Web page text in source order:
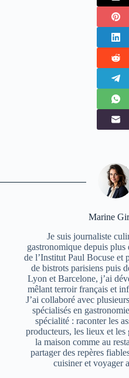
Marine
Je suis journaliste
gastronomique depuis
de l’Institut Paul Bocuse et
de bistrots parisiens puis
Lyon et Barcelone, j’ai
mêlant terroir français et
J’ai collaboré avec
spécialisés en
spécialité : raconter les
producteurs, les lieux et les
la maison comme au
partager des repères
cuisiner et voyager